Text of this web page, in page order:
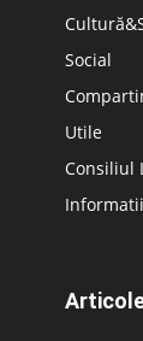
Social
Utile
Consiliul
Informatii